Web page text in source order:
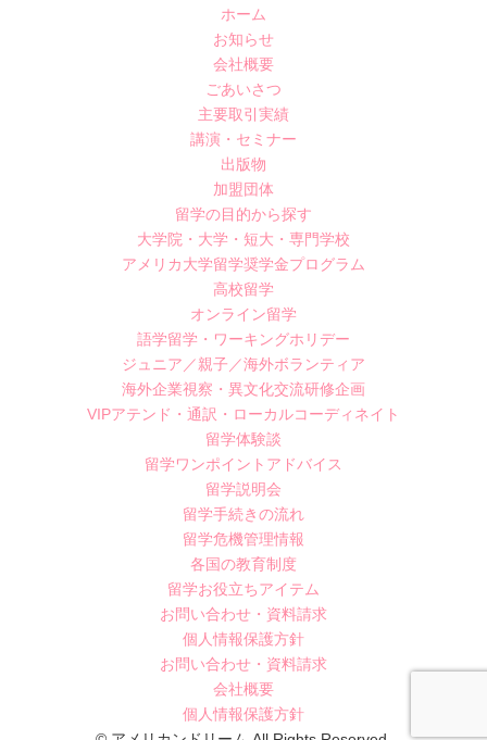
ホーム
お知らせ
会社概要
ごあいさつ
主要取引実績
講演・セミナー
出版物
加盟団体
留学の目的から探す
大学院・大学・短大・専門学校
アメリカ大学留学奨学金プログラム
高校留学
オンライン留学
語学留学・ワーキングホリデー
ジュニア／親子／海外ボランティア
海外企業視察・異文化交流研修企画
VIPアテンド・通訳・ローカルコーディネイト
留学体験談
留学ワンポイントアドバイス
留学説明会
留学手続きの流れ
留学危機管理情報
各国の教育制度
留学お役立ちアイテム
お問い合わせ・資料請求
個人情報保護方針
お問い合わせ・資料請求
会社概要
個人情報保護方針